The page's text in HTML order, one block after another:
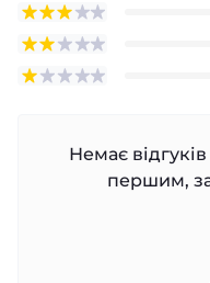
Немає
першим,